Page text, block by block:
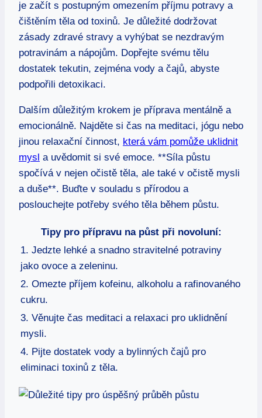
je začít s postupným omezením příjmu potravy a
čištěním těla od toxinů. Je důležité dodržovat
zásady zdravé stravy a vyhýbat se nezdravým
potravinám a nápojům. Dopřejte svému tělu
dostatek tekutin, zejména vody a čajů, abyste
podpořili detoxikaci.
Dalším důležitým krokem je příprava mentálně a
emocionálně. Najděte si čas na meditaci, jógu nebo
jinou relaxační činnost, která vám pomůže uklidnit
mysl a uvědomit si své emoce. **Síla půstu
spočívá v nejen očistě těla, ale také v očistě mysli
a duše**. Buďte v souladu s přírodou a
poslouchejte potřeby svého těla během půstu.
Tipy pro přípravu na půst při novoluní:
1. Jedzte lehké a snadno stravitelné potraviny
jako ovoce a zeleninu.
2. Omezte příjem kofeinu, alkoholu a rafinovaného
cukru.
3. Věnujte čas meditaci a relaxaci pro uklidnění
mysli.
4. Pijte dostatek vody a bylinných čajů pro
eliminaci toxinů z těla.